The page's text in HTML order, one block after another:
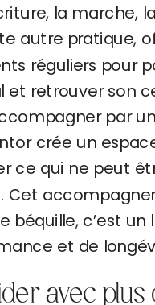
la marche,
autre pratique,
réguliers pour
et retrouver son
par
crée un
ce qui ne peut
Cet
béquille, c’est un
et de
avec plus